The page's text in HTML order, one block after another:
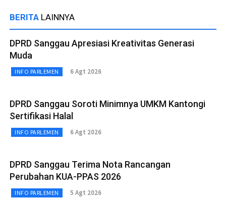
BERITA LAINNYA
DPRD Sanggau Apresiasi Kreativitas Generasi
Muda
INFO PARLEMEN 6 Agt 2026
DPRD Sanggau Soroti Minimnya UMKM Kantongi
Sertifikasi Halal
INFO PARLEMEN 6 Agt 2026
DPRD Sanggau Terima Nota Rancangan
Perubahan KUA-PPAS 2026
INFO PARLEMEN 5 Agt 2026